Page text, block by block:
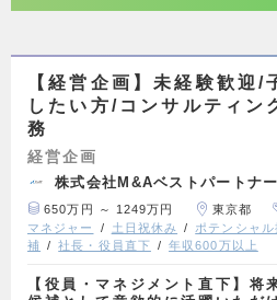
【経営企画】未経験歓迎/
したい方/コンサルティン
務
経営企画
株式会社M&Aベストパートナ
650万円 ～ 1249万円 東京都
マネジャー
土日祝休み ポテンシャル
補
社長・役員直下 年収600万以上
【役員・マネジメント直下】将